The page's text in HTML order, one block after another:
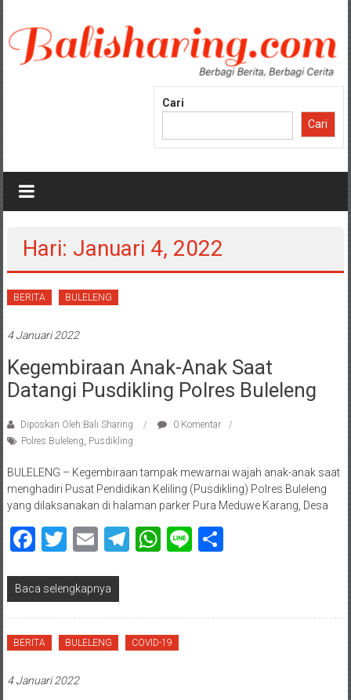
konten
Cari
Cari
Hari: Januari 4, 2022
BERITA BULELENG
4 Januari 2022
Kegembiraan Anak-Anak Saat
Datangi Pusdikling Polres Buleleng
Diposkan Oleh:Bali Sharing
0 Komentar
Polres Buleleng, Pusdikling
BULELENG – Kegembiraan tampak mewarnai wajah anak-anak saat
menghadiri Pusat Pendidikan Keliling (Pusdikling) Polres Buleleng
yang dilaksanakan di halaman parker Pura Meduwe Karang, Desa
Facebook
Twitter
EmailTelegram
WhatsApp
LineShare
Baca selengkapnya
BERITA BULELENG COVID-19
4 Januari 2022